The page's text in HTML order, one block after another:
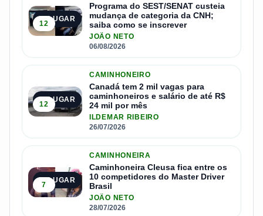
3º LUGAR
12
Programa do SEST/SENAT custeia
mudança de categoria da CNH;
saiba como se inscrever
JOÃO NETO
06/08/2026
4º LUGAR
12
CAMINHONEIRO
Canadá tem 2 mil vagas para
caminhoneiros e salário de até R$
24 mil por mês
ILDEMAR RIBEIRO
26/07/2026
5º LUGAR
7
CAMINHONEIRA
Caminhoneira Cleusa fica entre os
10 competidores do Master Driver
Brasil
JOÃO NETO
28/07/2026